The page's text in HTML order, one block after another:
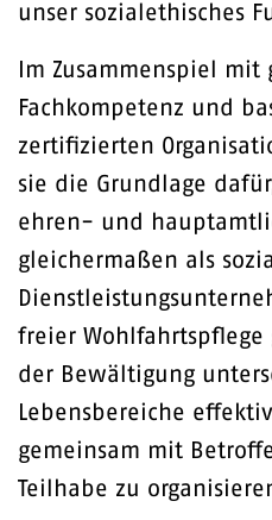
unser sozialethisches
Im Zusammenspiel mit
Fachkompetenz und
zertifizierten
sie die Grundlage
ehren- und
gleichermaßen als
freier
der Bewältigung
Lebensbereiche
gemeinsam mit
Teilhabe zu